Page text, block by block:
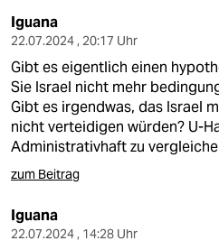
Iguana
22.07.2024 , 20:17 Uhr
Gibt es eigentlich einen
Sie Israel nicht mehr
Gibt es irgendwas, das Israel
nicht verteidigen würden? U-
Administrativhaft zu
zum Beitrag
Iguana
22.07.2024 , 14:28 Uhr